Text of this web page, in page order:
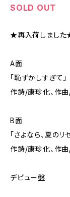
SOLD OUT
★再入荷しまし
A面
「恥ずかしすぎて」
作詩/康珍化、作
B面
「さよなら、夏のリ
作詩/康珍化、作
デビュー盤